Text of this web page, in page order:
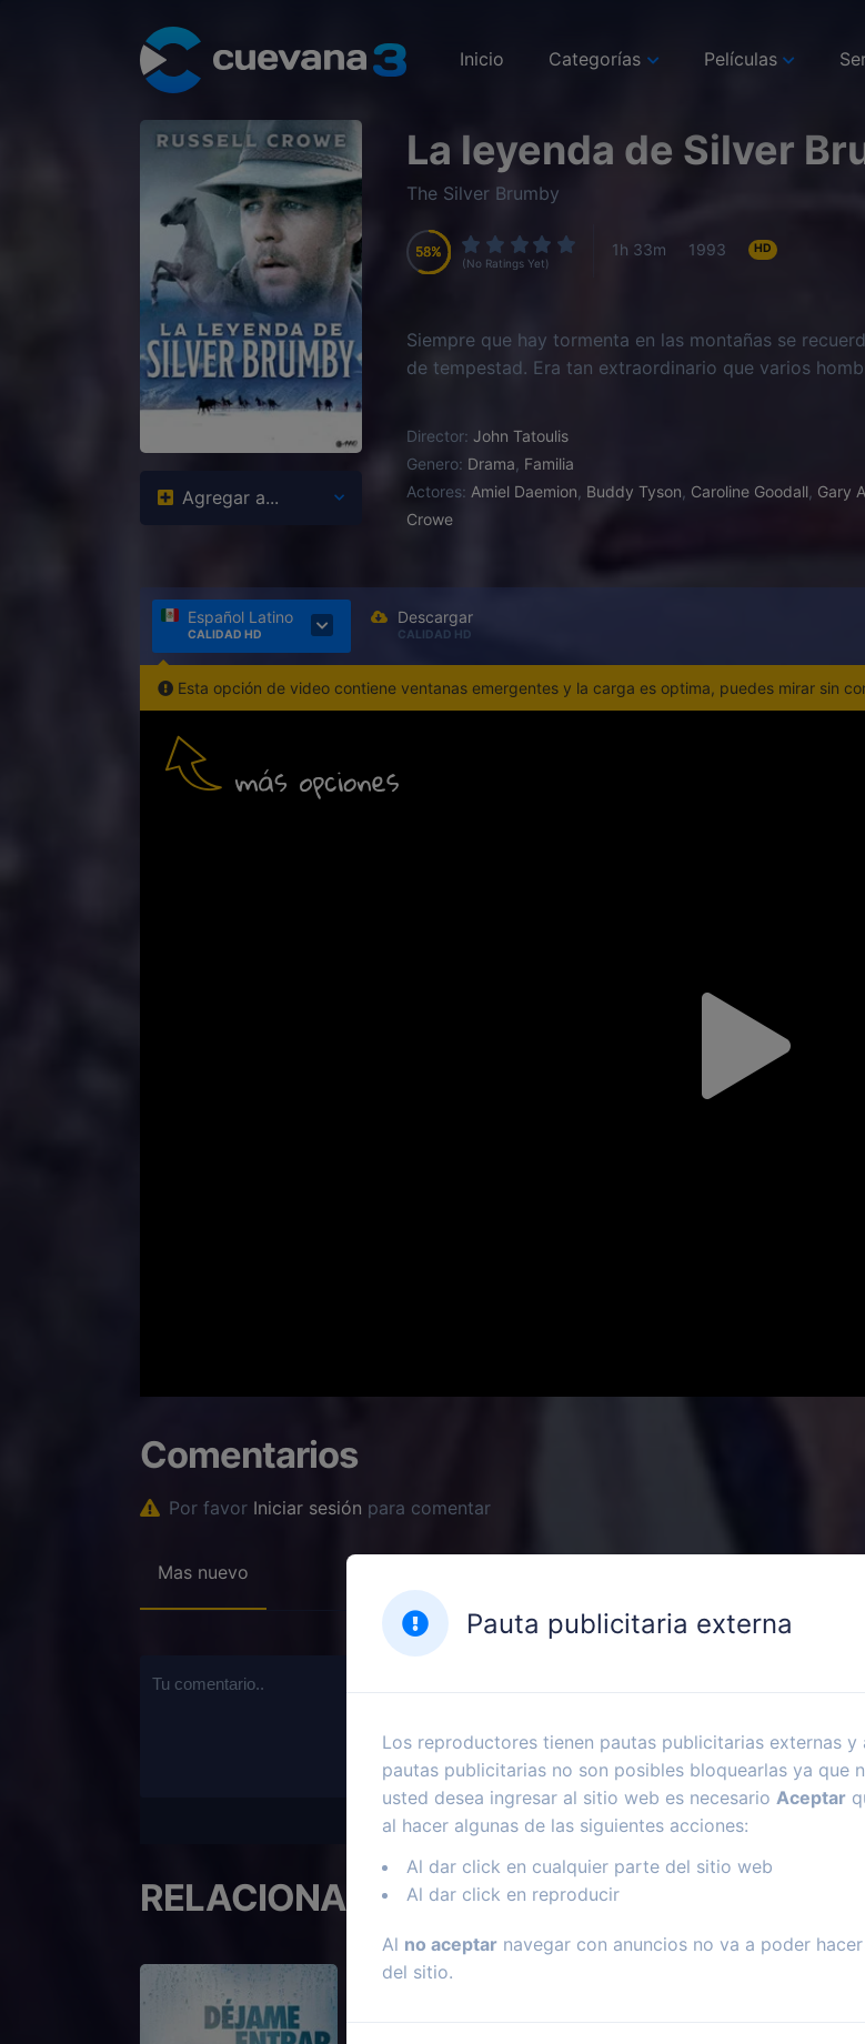
Inicio Categorías Películas
Agregar a...
La leyenda de Silver
The Silver Brumby
58
58
58
58
(No Ratings Yet)
1h 33m 1993 HD
Siempre que hay tormenta en las montañas se
de tempestad. Era tan extraordinario que varios
Director: John Tatoulis
Genero: Drama Familia
Actores: Amiel Daemion Buddy Tyson Caroline Goodall Gary
Crowe
Español Latino
CALIDAD HD
Descargar
CALIDAD HD
Esta opción de video contiene ventanas emergentes y la carga es optima, puedes mirar sin
Comentarios
Por favor Iniciar sesión para comentar
Mas nuevo
RELACIONADOS
Pauta publicitaria externa
Los reproductores tienen pautas publicitarias externas y
pautas publicitarias no son posibles bloquearlas ya que
usted desea ingresar al sitio web es necesario Aceptar
al hacer algunas de las siguientes acciones:
Al dar click en cualquier parte del sitio web
Al dar click en reproducir
Al no aceptar navegar con anuncios no va a poder
del sitio.